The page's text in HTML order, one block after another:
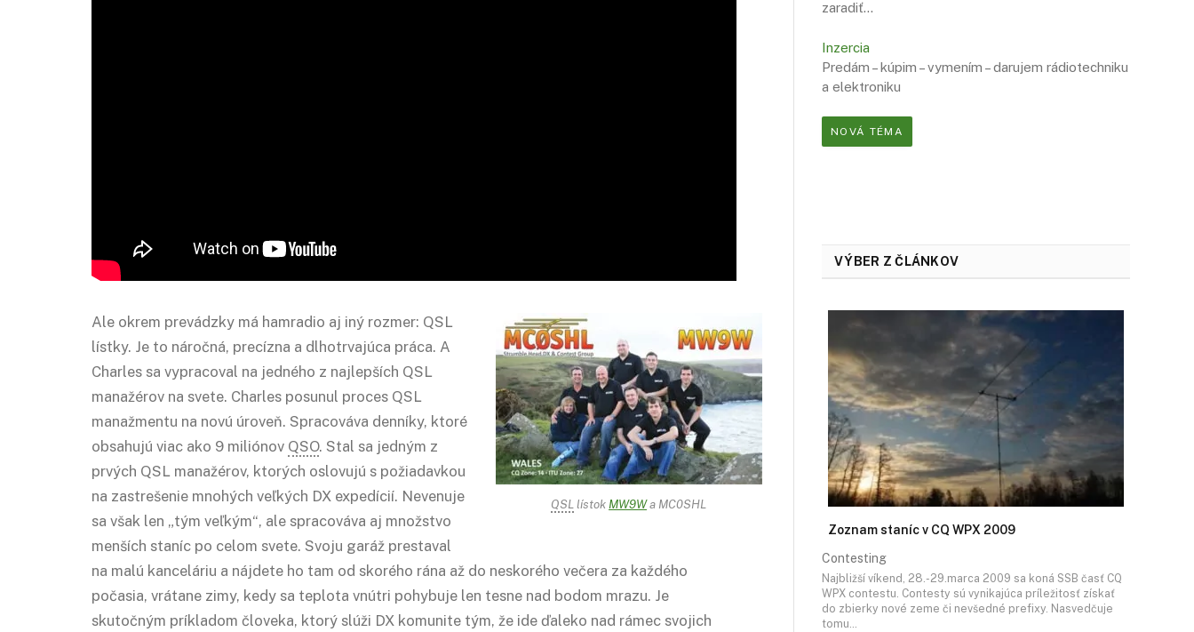
QSLlístokMW9Wa MC0SHL
Ale okrem prevádzky má hamradio aj iný rozmer: QSL
lístky. Je to náročná, precízna a dlhotrvajúca práca. A
Charles sa vypracoval na jedného z najlepších QSL
manažérov na svete. Charles posunul proces QSL
manažmentu na novú úroveň. Spracováva denníky, ktoré
obsahujú viac ako 9 miliónov QSO. Stal sa jedným z
prvých QSL manažérov, ktorých oslovujú s požiadavkou
na zastrešenie mnohých veľkých DX expedícií. Nevenuje
sa však len „tým veľkým“, ale spracováva aj množstvo
menších staníc po celom svete. Svoju garáž prestaval
na malú kanceláriu a nájdete ho tam od skorého rána až do neskorého večera za každého
počasia, vrátane zimy, kedy sa teplota vnútri pohybuje len tesne nad bodom mrazu. Je
skutočným príkladom človeka, ktorý slúži DX komunite tým, že ide ďaleko nad rámec svojich
zaradiť…
Inzercia
Predám – kúpim – vymením – darujem rádiotechniku
a elektroniku
NOVÁ TÉMA
VÝBER Z ČLÁNKOV
Zoznam staníc v CQ WPX 2009
Contesting
Najbližší víkend, 28.-29.marca 2009 sa koná SSB časť CQ
WPX contestu. Contesty sú vynikajúca príležitosť získať
do zbierky nové zeme či nevšedné prefixy. Nasvedčuje
tomu…